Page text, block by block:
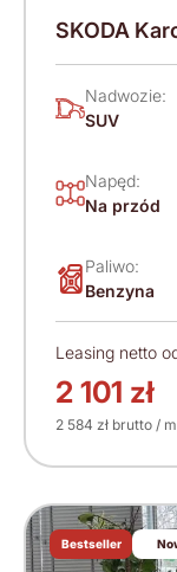
SKODA
Nadwozie:
SUV
Napęd:
Na przód
Paliwo:
Benzyna
Leasing netto
2 101 zł
2 584 zł brutto /
Bestseller